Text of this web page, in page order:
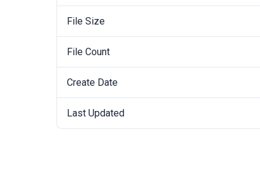
File Size
File Count
Create Date
Last Updated